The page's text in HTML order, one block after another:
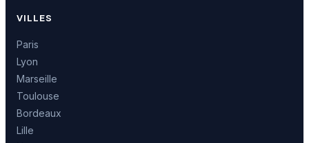
VILLES
Paris
Lyon
Marseille
Toulouse
Bordeaux
Lille